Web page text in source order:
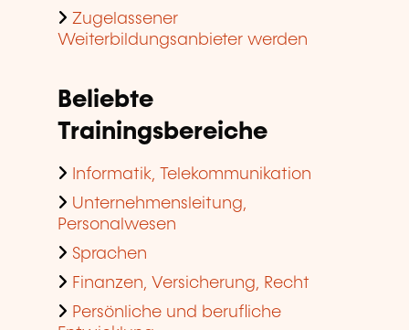
Zugelassener
Weiterbildungsanbieter werden
Beliebte
Trainingsbereiche
Informatik, Telekommunikation
Unternehmensleitung,
Personalwesen
Sprachen
Finanzen, Versicherung, Recht
Persönliche und berufliche